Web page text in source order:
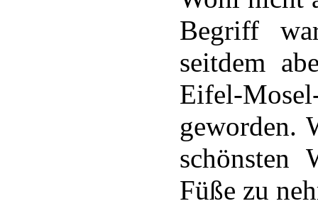
Begriff
seitdem
Eifel-
geworden.
schönsten
Füße zu